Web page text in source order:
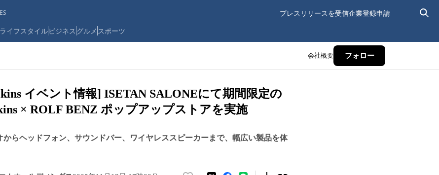
プレスリリースを受信企業登録申請
ライフスタイルビジネス グルメ スポーツ
会社概要 フォロー
イベント情報] ISETAN SALONEにて期間限定の
× ROLF BENZ ポップアップストアを実施
からヘッドフォン、サウンドバー、ワイヤレススピーカーまで、幅広い製品を体